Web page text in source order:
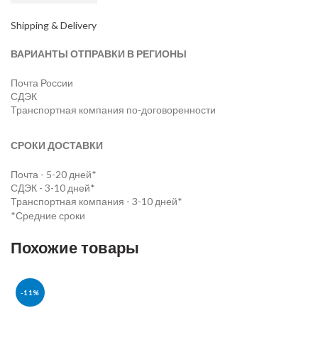
Shipping & Delivery
ВАРИАНТЫ ОТПРАВКИ В РЕГИОНЫ
Почта России
СДЭК
Транспортная компания по-договоренности
СРОКИ ДОСТАВКИ
Почта - 5-20 дней*
СДЭК - 3-10 дней*
Транспортная компания - 3-10 дней*
*Средние сроки
Похожие товары
-11%